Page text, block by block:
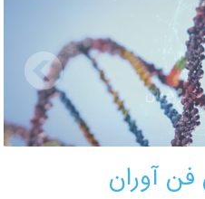
جهان
آوران